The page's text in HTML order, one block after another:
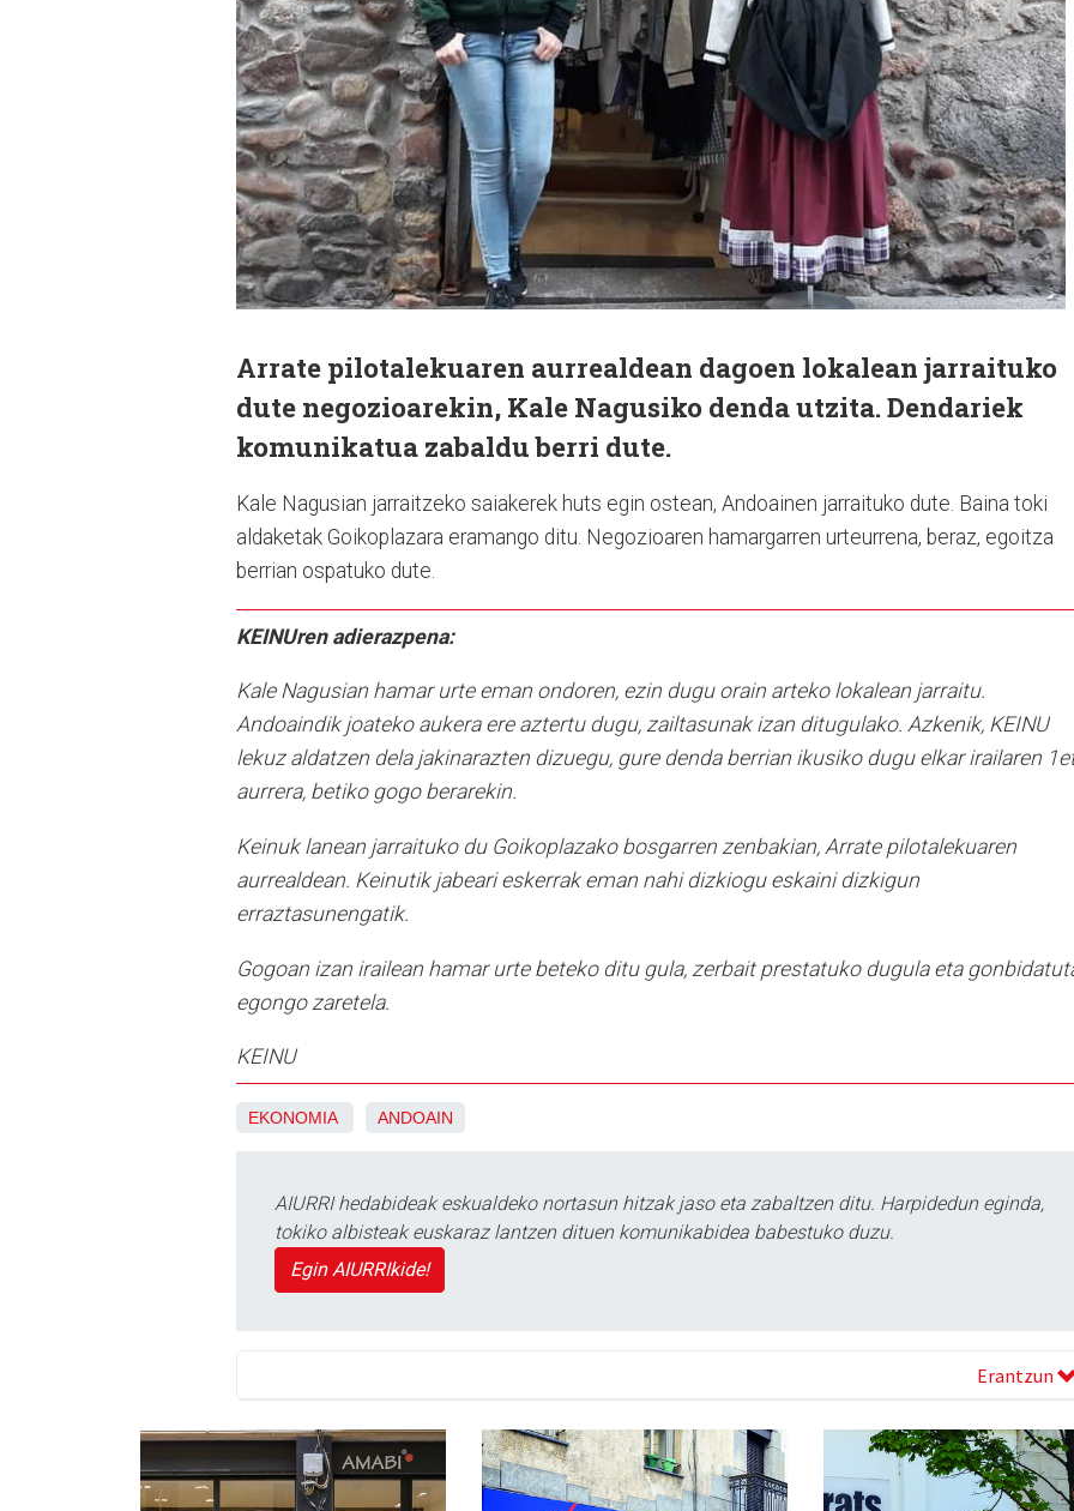
Arrate pilotalekuaren aurrealdean dagoen lokalean jarraituko
dute negozioarekin, Kale Nagusiko denda utzita. Dendariek
komunikatua zabaldu berri dute.
Kale Nagusian jarraitzeko saiakerek huts egin ostean, Andoainen jarraituko dute. Baina toki
aldaketak Goikoplazara eramango ditu. Negozioaren hamargarren urteurrena, beraz, egoitza
berrian ospatuko dute.
KEINUren adierazpena:
Kale Nagusian hamar urte eman ondoren, ezin dugu orain arteko lokalean jarraitu.
Andoaindik joateko aukera ere aztertu dugu, zailtasunak izan ditugulako. Azkenik, KEINU
lekuz aldatzen dela jakinarazten dizuegu, gure denda berrian ikusiko dugu elkar irailaren
aurrera, betiko gogo berarekin.
Keinuk lanean jarraituko du Goikoplazako bosgarren zenbakian, Arrate pilotalekuaren
aurrealdean. Keinutik jabeari eskerrak eman nahi dizkiogu eskaini dizkigun
erraztasunengatik.
Gogoan izan irailean hamar urte beteko ditu gula, zerbait prestatuko dugula eta
egongo zaretela.
KEINU
EKONOMIA ANDOAIN
AIURRI hedabideak eskualdeko nortasun hitzak jaso eta zabaltzen ditu. Harpidedun eginda,
tokiko albisteak euskaraz lantzen dituen komunikabidea babestuko duzu.
Egin AIURRIkide!
Erantzun